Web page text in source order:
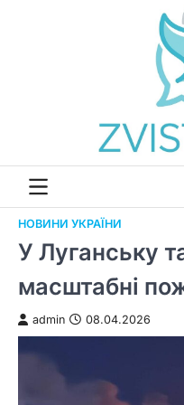
НОВИНИ УКРАЇНИ
У Луганську
масштабні
admin 08.04.2026